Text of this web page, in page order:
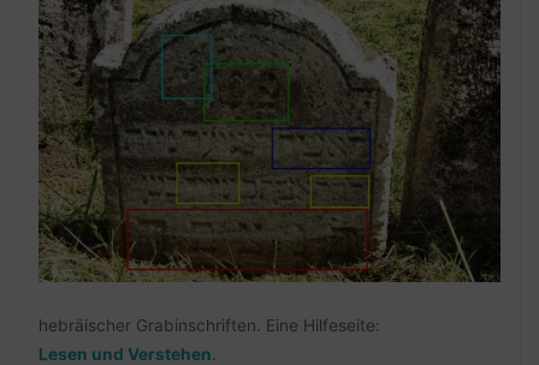
hebräischer Grabinschriften. Eine Hilfeseite:
Lesen und Verstehen